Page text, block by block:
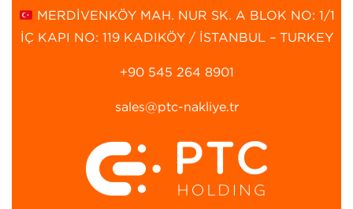
MERDİVENKÖY MAH. NUR SK. A BLOK NO: 1/1
İÇ KAPI NO: 119 KADIKÖY / İSTANBUL – TURKEY
+90 545 264 8901‬
sales@ptc-nakliye.tr